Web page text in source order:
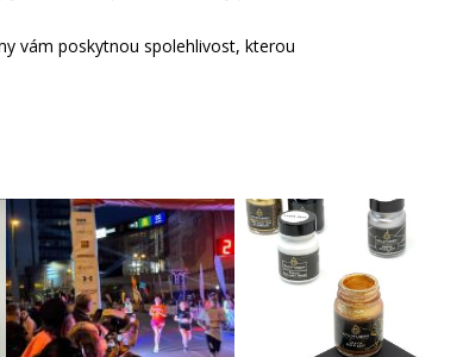
vám poskytnou spolehlivost, kterou